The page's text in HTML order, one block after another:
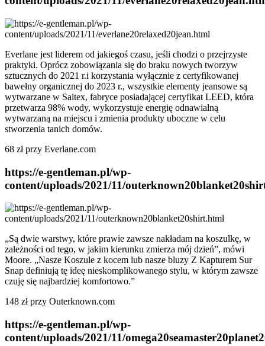
Everlane jest liderem od jakiegoś czasu, jeśli chodzi o przejrzyste
praktyki. Oprócz zobowiązania się do braku nowych tworzyw
sztucznych do 2021 r.i korzystania wyłącznie z certyfikowanej
bawełny organicznej do 2023 r., wszystkie elementy jeansowe są
wytwarzane w Saitex, fabryce posiadającej certyfikat LEED, która
przetwarza 98% wody, wykorzystuje energię odnawialną
wytwarzaną na miejscu i zmienia produkty uboczne w celu
stworzenia tanich domów.
68 zł przy Everlane.com
https://e-gentleman.pl/wp-
content/uploads/2021/11/
„Są dwie warstwy, które prawie zawsze nakładam na koszulkę, w
zależności od tego, w jakim kierunku zmierza mój dzień”, mówi
Moore. „Nasze Koszule z kocem lub nasze bluzy Z Kapturem Sur
Snap definiują tę ideę nieskomplikowanego stylu, w którym zawsze
czuję się najbardziej komfortowo.”
148 zł przy Outerknown.com
https://e-gentleman.pl/wp-
content/uploads/2021/11/